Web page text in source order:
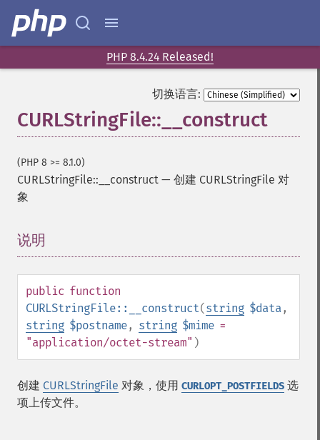
PHP 8.4.24 Released!
切换语言:
CURLStringFile::__construct
(PHP 8 >= 8.1.0)
CURLStringFile::__construct — 创建 CURLStringFile 对
象
说明
public function
CURLStringFile::__construct(string $data,
string $postname, string $mime =
"application/octet-stream" )
创建 CURLStringFile 对象，使用 CURLOPT_POSTFIELDS 选
项上传文件。